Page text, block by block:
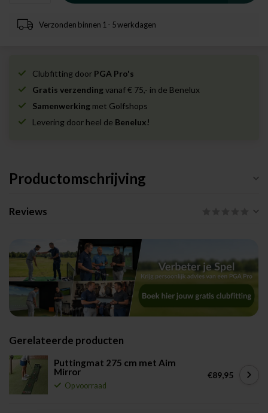
Verzonden binnen 1 - 5 werkdagen
Clubfitting door PGA Pro's
Gratis verzendingvanaf € 75,- in de Benelux
Samenwerking met Golfshops
Levering door heel de Benelux!
Productomschrijving
Reviews
Gerelateerde producten
Puttingmat 275 cm met Aim
Mirror
Op voorraad
€89,95